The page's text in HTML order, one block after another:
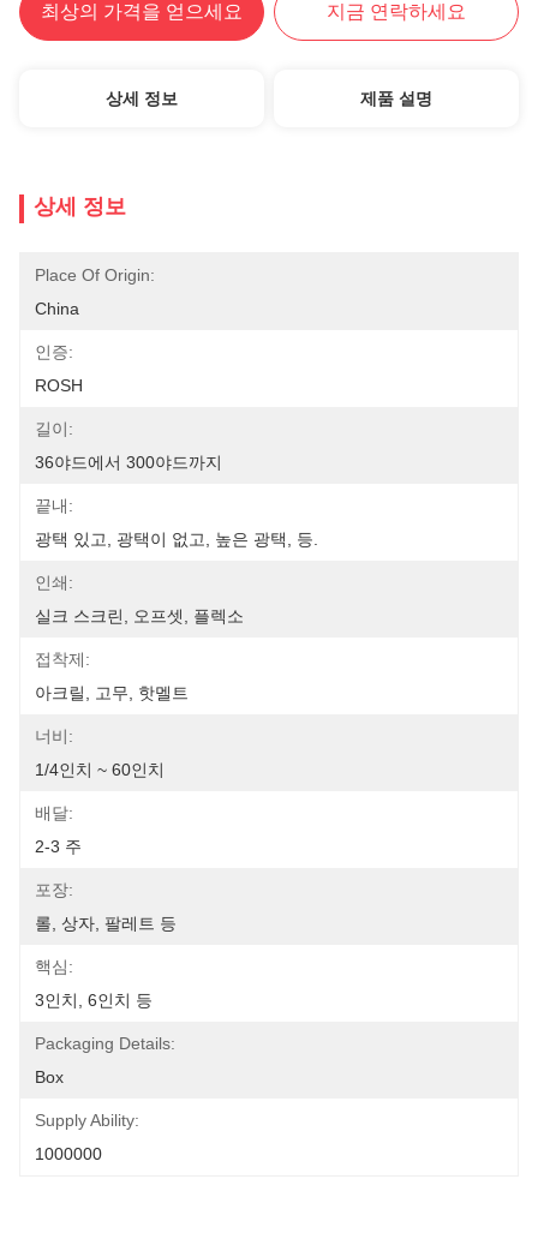
최상의 가격을 얻으세요 지금 연락하세요
상세 정보 제품 설명
상세 정보
Place Of Origin:
China
인증:
ROSH
길이:
36야드에서 300야드까지
끝내:
광택 있고, 광택이 없고, 높은 광택, 등.
인쇄:
실크 스크린, 오프셋, 플렉소
접착제:
아크릴, 고무, 핫멜트
너비:
1/4인치 ~ 60인치
배달:
2-3 주
포장:
롤, 상자, 팔레트 등
핵심:
3인치, 6인치 등
Packaging Details:
Box
Supply Ability:
1000000